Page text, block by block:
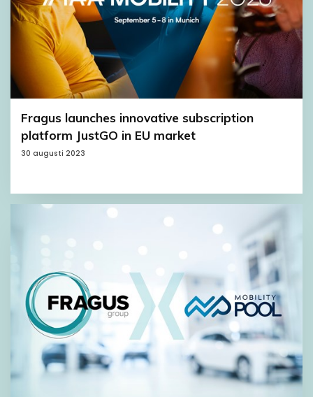
Fragus launches innovative subscription
platform JustGO in EU market
30 augusti 2023